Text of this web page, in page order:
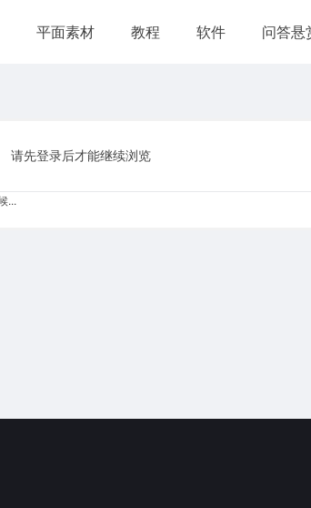
平面素材 教程 软件 问答悬
请先登录后才能继续浏览
...